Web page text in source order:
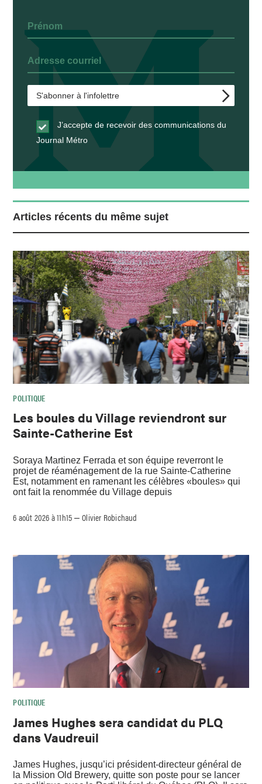
J’accepte de recevoir des communications du
Journal Métro
Articles récents du même sujet
POLITIQUE
Les boules du Village reviendront sur
Sainte-Catherine Est
Soraya Martinez Ferrada et son équipe reverront le
projet de réaménagement de la rue Sainte-Catherine
Est, notamment en ramenant les célèbres «boules» qui
ont fait la renommée du Village depuis
6 août 2026 à 11h15 –Olivier Robichaud
POLITIQUE
James Hughes sera candidat du PLQ
dans Vaudreuil
James Hughes, jusqu’ici président-directeur général de
la Mission Old Brewery, quitte son poste pour se lancer